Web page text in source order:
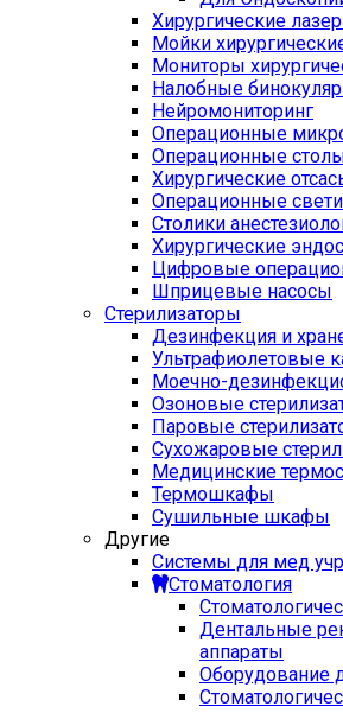
Хирургические
Мойки
Мониторы
Налобные
Нейромониторинг
Операционные
Операционные
Хирургические
Операционные
Столики
Хирургические
Цифровые
Шприцевые насосы
Стерилизаторы
Дезинфекция и
Ультрафиолетовые
Моечно-
Озоновые
Паровые
Сухожаровые
Медицинские
Термошкафы
Сушильные шкафы
Другие
Системы для мед
Стоматология
Дентальные
аппараты
Оборудование